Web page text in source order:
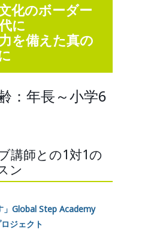
化のボーダー
に
を備えた真の
：年長～小学6
講師との1対1の
ン
」Global Step Academy
ジェクト